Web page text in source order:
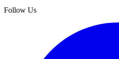
Follow Us